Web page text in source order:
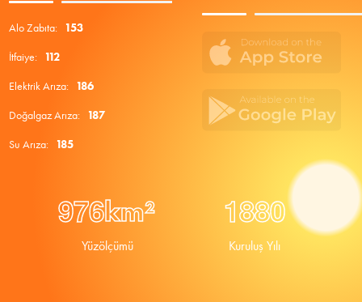
Alo Zabıta: 153
İtfaiye: 112
Elektrik Arıza: 186
Doğalgaz Arıza: 187
Su Arıza: 185
976km²
Yüzölçümü
1880
Kuruluş Yılı